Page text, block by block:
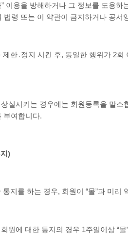
” 이용을 방해하거나 그 정보를 도용
법령 또는 이 약관이 금지하거나 공
한․정지 시킨 후, 동일한 행위가 2
실시키는 경우에는 회원등록을 말
부여합니다.
)
지를 하는 경우, 회원이 “몰”과 미
원에 대한 통지의 경우 1주일이상 “